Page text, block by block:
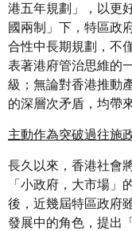
港五年規劃」，以更
國兩制」下，特區政
合性中長期規劃，不
表著港府管治思維的
級；無論對香港推動
的深層次矛盾，均帶
主動作為突破過往施
長久以來，香港社會
「小政府，大市場」
後，近幾屆特區政府
發展中的角色，提出